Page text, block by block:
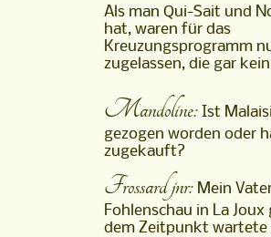
Als man Qui-Sait und
hat, waren für das
Kreuzungsprogramm
zugelassen, die gar
Mandoline: Ist
gezogen worden oder
zugekauft?
Frossard jnr: Mein
Fohlenschau in La
dem Zeitpunkt wartete
Prunelle,